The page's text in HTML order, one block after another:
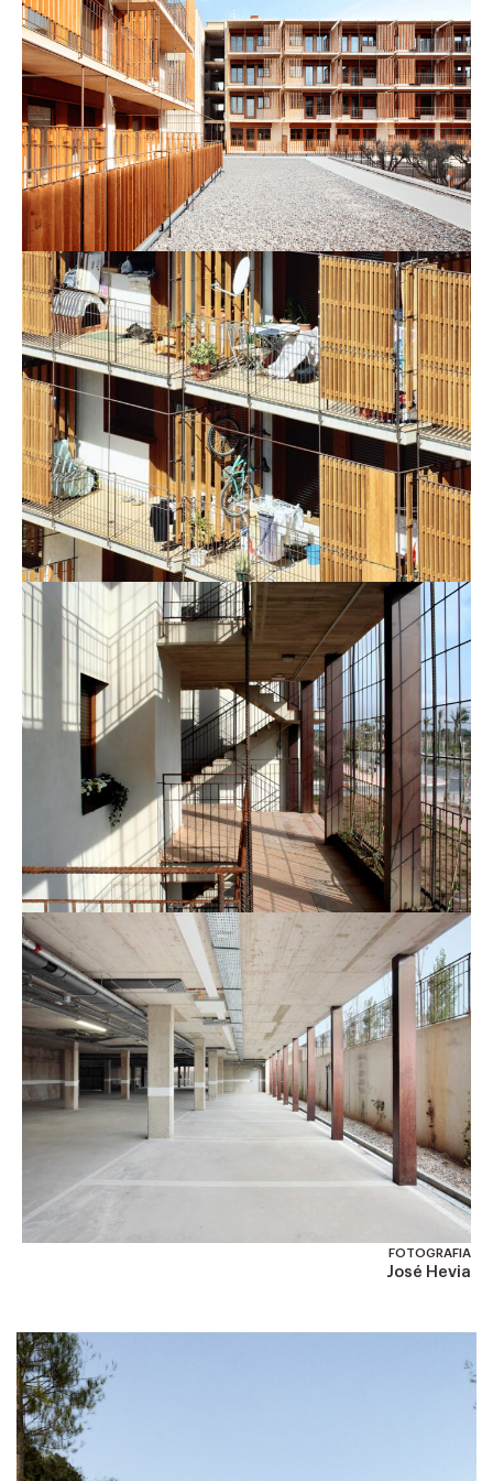
FOTOGRAFIA
José Hevia
PROJECTES
SIMILARS